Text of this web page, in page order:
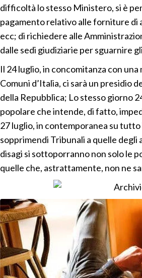
difficoltà lo stesso Ministero, si è
pagamento relativo alle forniture di
ecc; di richiedere alle
dalle sedi giudiziarie per sguarnire
Il 24 luglio, in concomitanza con
Comuni d’Italia, ci sarà un presidio
della Repubblica; Lo stesso giorno
popolare che intende, di fatto,
27 luglio, in contemporanea su
sopprimendi Tribunali a quelle
disagi si sottoporranno non solo le
quelle che, astrattamente, non ne